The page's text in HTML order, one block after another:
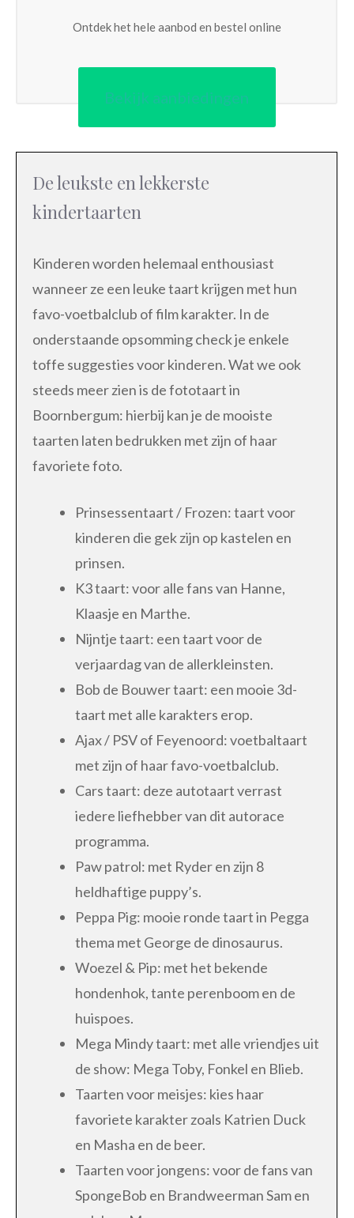
Ontdek het hele aanbod en bestel online
Bekijk aanbiedingen
De leukste en lekkerste
kindertaarten
Kinderen worden helemaal enthousiast
wanneer ze een leuke taart krijgen met hun
favo-voetbalclub of film karakter. In de
onderstaande opsomming check je enkele
toffe suggesties voor kinderen. Wat we ook
steeds meer zien is de fototaart in
Boornbergum: hierbij kan je de mooiste
taarten laten bedrukken met zijn of haar
favoriete foto.
Prinsessentaart / Frozen: taart voor
kinderen die gek zijn op kastelen en
prinsen.
K3 taart: voor alle fans van Hanne,
Klaasje en Marthe.
Nijntje taart: een taart voor de
verjaardag van de allerkleinsten.
Bob de Bouwer taart: een mooie 3d-
taart met alle karakters erop.
Ajax / PSV of Feyenoord: voetbaltaart
met zijn of haar favo-voetbalclub.
Cars taart: deze autotaart verrast
iedere liefhebber van dit autorace
programma.
Paw patrol: met Ryder en zijn 8
heldhaftige puppy’s.
Peppa Pig: mooie ronde taart in Pegga
thema met George de dinosaurus.
Woezel & Pip: met het bekende
hondenhok, tante perenboom en de
huispoes.
Mega Mindy taart: met alle vriendjes uit
de show: Mega Toby, Fonkel en Blieb.
Taarten voor meisjes: kies haar
favoriete karakter zoals Katrien Duck
en Masha en de beer.
Taarten voor jongens: voor de fans van
SpongeBob en Brandweerman Sam en